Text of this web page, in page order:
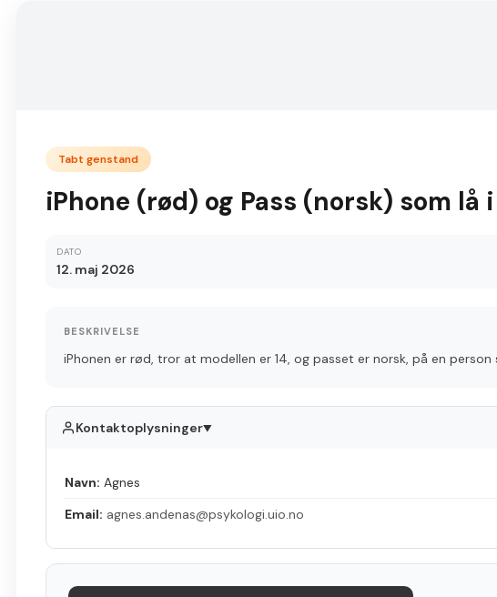
Tabt genstand
iPhone (rød) og Pass (norsk) som
DATO
12. maj 2026
BESKRIVELSE
iPhonen er rød, tror at modellen er 14, og passet er norsk, på en person
Kontaktoplysninger▲
Navn: Agnes
Email: agnes.andenas@psykologi.uio.no